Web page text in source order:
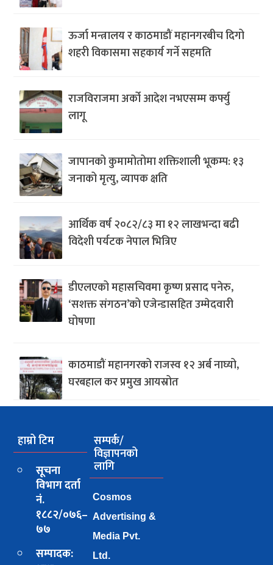
ऊर्जा मन्त्रालय र काठमाडौं महानगरबीच दिगो
शहरी विकासमा सहकार्य गर्ने सहमति
राजविराजमा अर्को आदेश नभएसम्म कर्फ्यु
लागू
जापानको कुमामोतोमा शक्तिशाली भूकम्प: १३
जनाको मृत्यु, व्यापक क्षति
आर्थिक वर्ष २०८२/८३ मा १२ लाखभन्दा बढी
विदेशी पर्यटक नेपाल भित्रिए
डीएलएको महासचिवमा कृष्ण प्रसाद पनेरु,
‘सशक्त संगठन’को एजेन्डासहित उम्मेदवारी
घोषणा
काठमाडौं महानगरको राजस्व १२ अर्ब नाघ्यो,
घरबहाल कर प्रमुख आयस्रोत
हाम्रो टिम
सूचना
विभाग दर्ता
नं.
१८८२/०७६–
७७
सम्पादक:
सम्पर्क/
विज्ञापनको
लागि
Cosmos
Advertising &
Media Pvt.
Ltd.